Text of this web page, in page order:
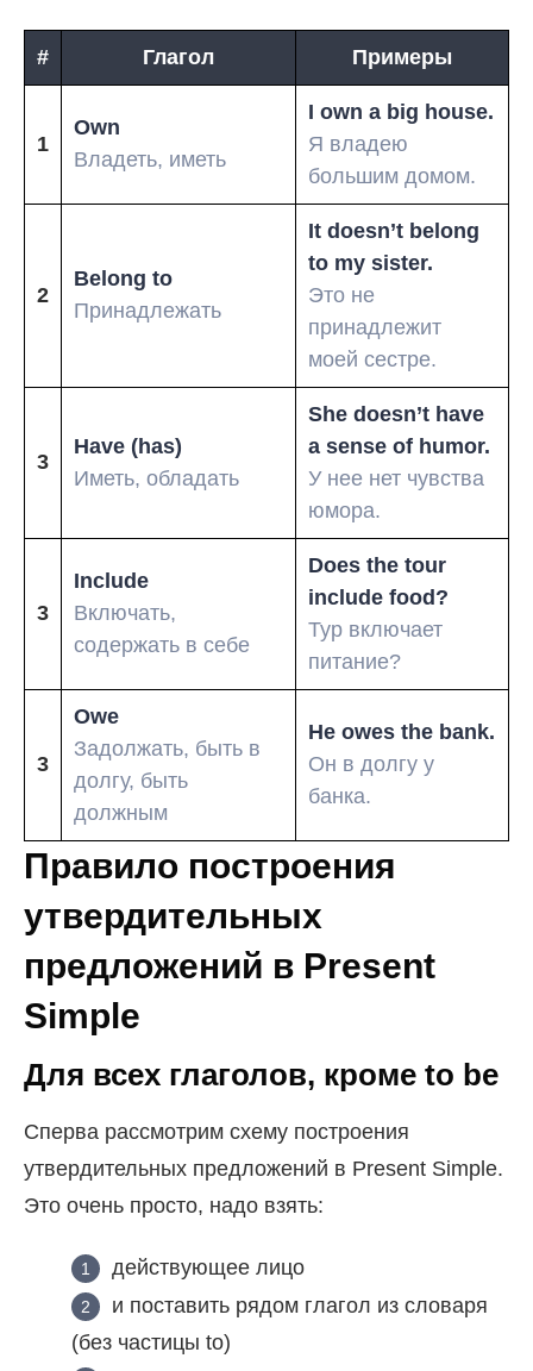
# Глагол Примеры
1
Own
Владеть, иметь
I own a big house.
Я владею
большим домом.
2
Belong to
Принадлежать
It doesn’t belong
to my sister.
Это не
принадлежит
моей сестре.
3
Have (has)
Иметь, обладать
She doesn’t have
a sense of humor.
У нее нет чувства
юмора.
3
Include
Включать,
содержать в себе
Does the tour
include food?
Тур включает
питание?
3
Owe
Задолжать, быть в
долгу, быть
должным
He owes the bank.
Он в долгу у
банка.
Правило построения
утвердительных
предложений в Present
Simple
Для всех глаголов, кроме to be
Сперва рассмотрим схему построения
утвердительных предложений в Present Simple.
Это очень просто, надо взять:
действующее лицо
и поставить рядом глагол из словаря
(без частицы to)